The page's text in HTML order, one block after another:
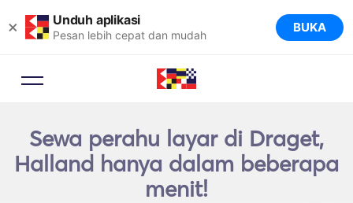
× Unduh aplikasi
Pesan lebih cepat dan mudah BUKA
Sewa perahu layar di Draget,
Halland hanya dalam beberapa
menit!